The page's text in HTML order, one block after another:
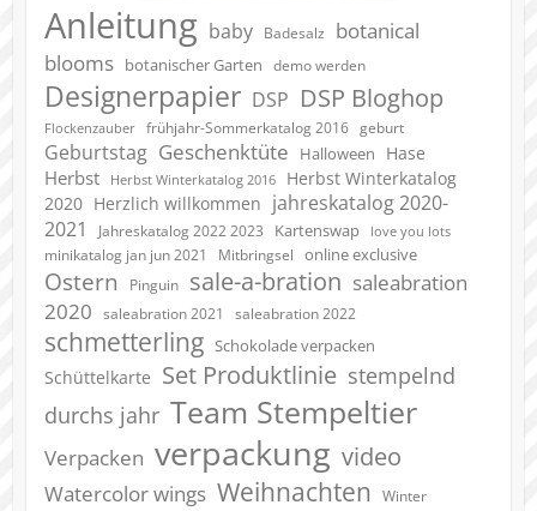
Anleitung baby Badesalz
botanical
blooms botanischer Garten demo werden
Designerpapier DSP DSP Bloghop
Flockenzauber frühjahr-Sommerkatalog 2016 geburt
Geburtstag Geschenktüte Halloween Hase
Herbst Herbst Winterkatalog 2016
Herbst Winterkatalog
2020 Herzlich willkommen jahreskatalog 2020-
2021
Jahreskatalog 2022 2023 Kartenswap love you lots
minikatalog jan jun 2021 Mitbringsel online exclusive
Ostern Pinguin sale-a-bration saleabration
2020
saleabration 2021 saleabration 2022
schmetterling Schokolade verpacken
Schüttelkarte Set Produktlinie stempelnd
durchs jahr Team Stempeltier
Verpacken verpackung video
Watercolor wings Weihnachten Winter